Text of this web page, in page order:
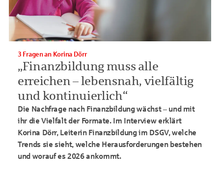
„Finanzbildung muss alle
erreichen – lebensnah, vielfältig
und kontinuierlich“
3 Fragen an Korina Dörr
Die Nachfrage nach Finanzbildung wächst – und mit
ihr die Vielfalt der Formate. Im Interview erklärt
Korina Dörr, Leiterin Finanzbildung im DSGV, welche
Trends sie sieht, welche Herausforderungen bestehen
und worauf es 2026 ankommt.